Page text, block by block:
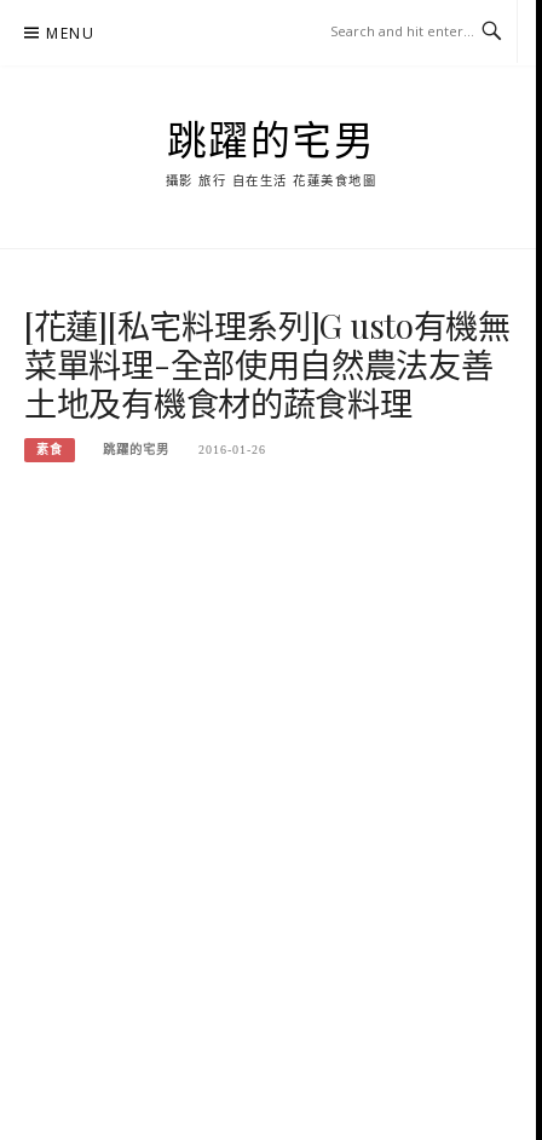
MENU
跳躍的宅男
攝影 旅行 自在生活 花蓮美食地圖
[花蓮][私宅料理系列]G usto有機無
菜單料理-全部使用自然農法友善
土地及有機食材的蔬食料理
素食 跳躍的宅男 2016-01-26